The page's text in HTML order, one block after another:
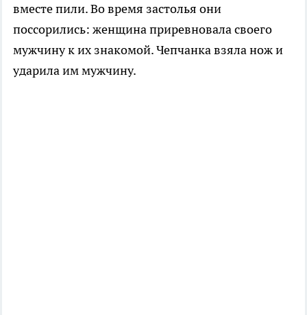
вместе пили. Во время застолья они
поссорились: женщина приревновала своего
мужчину к их знакомой. Чепчанка взяла нож и
ударила им мужчину.